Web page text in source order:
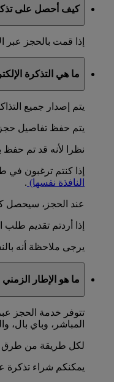
كيف أحصل على
إذا قمت بالحجز عبر
ما هي التذكرة
يتم إصدار جميع
يتم حفظ تفاصيل
نظرا لأنه قد تم
إذا كنتم ترغبون في
النافذة نفسها) .
عند الحجز، سيحصل
إذا أردتم تقديم طلب
يرجى ملاحظة أنه
ما هو الإطار
تتوفر خدمة الحجز
المباشر، وباي بال،
لكل طريقة من طرق
يمكنكم شراء تذكرة عبر